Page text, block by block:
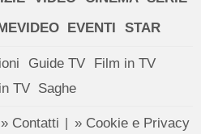
EVENTI STAR
Guide TV
Film in TV
TV Saghe
» Contatti » Cookie e Privacy